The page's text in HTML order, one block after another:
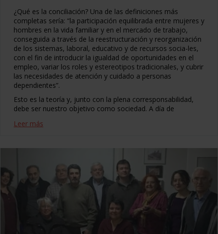
¿Qué es la conciliación? Una de las definiciones más
completas sería: “la participación equilibrada entre mujeres y
hombres en la vida familiar y en el mercado de trabajo,
conseguida a través de la reestructuración y reorganización
de los sistemas, laboral, educativo y de recursos socia-les,
con el fin de introducir la igualdad de oportunidades en el
empleo, variar los roles y estereotipos tradicionales, y cubrir
las necesidades de atención y cuidado a personas
dependientes”.
Esto es la teoría y, junto con la plena corresponsabilidad,
debe ser nuestro objetivo como sociedad. A día de
Leer más